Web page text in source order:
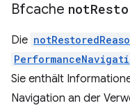
Bfcache not
Die
Sie enthält
Navigation an der